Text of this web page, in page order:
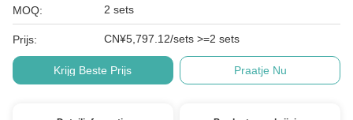
MOQ: 2 sets
Prijs: CN¥5,797.12/sets >=2 sets
Krijg Beste Prijs Praatje Nu